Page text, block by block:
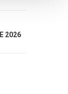
promotivna akcija